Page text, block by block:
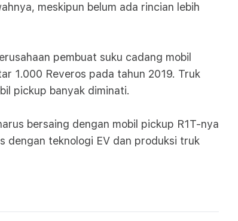
meskipun belum ada rincian lebih
pembuat suku cadang mobil
1.000 Reveros pada tahun 2019. Truk
pickup banyak diminati.
bersaing dengan mobil pickup R1T-nya
dengan teknologi EV dan produksi truk